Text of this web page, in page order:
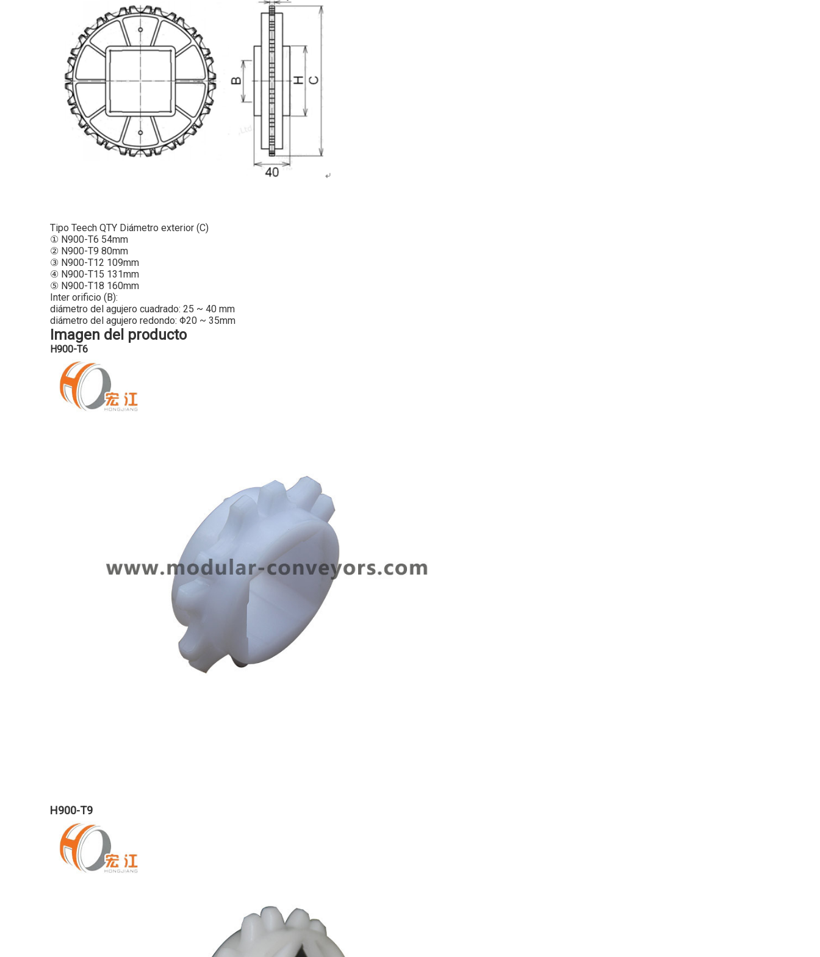
Tipo Teech QTY Diámetro exterior (C)
① N900-T6 54mm
② N900-T9 80mm
③ N900-T12 109mm
④ N900-T15 131mm
⑤ N900-T18 160mm
Inter orificio (B):
diámetro del agujero cuadrado: 25 ~ 40 mm
diámetro del agujero redondo: Φ20 ~ 35mm
Imagen del producto
H900-T6
H900-T9